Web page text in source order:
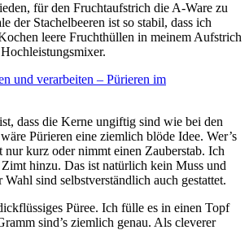
für den Fruchtaufstrich die A-Ware zu
der Stachelbeeren ist so stabil, dass ich
leere Fruchthüllen in meinem Aufstrich
dass die Kerne ungiftig sind wie bei den
Pürieren eine ziemlich blöde Idee. Wer’s
nur kurz oder nimmt einen Zauberstab. Ich
hinzu. Das ist natürlich kein Muss und
Wahl sind selbstverständlich auch gestattet.
Püree. Ich fülle es in einen Topf
sind’s ziemlich genau. Als cleverer